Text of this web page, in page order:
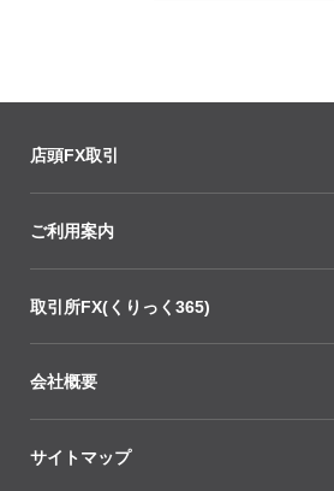
店頭FX取引
ご利用案内
取引所FX(くりっく365)
会社概要
サイトマップ